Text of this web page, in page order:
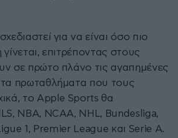
για να είναι όσο πιο
επιτρέποντας στους
σε πρώτο πλάνο τις αγαπημένες
πρωταθλήματα που τους
το Apple Sports θα
NBA, NCAA, NHL, Bundesliga,
1, Premier League και Serie A.